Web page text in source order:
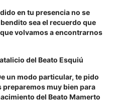
en tu presencia no se
sea el recuerdo que
volvamos a encontrarnos
del Beato Esquiú
un modo particular, te pido
muy bien para
del Beato Mamerto